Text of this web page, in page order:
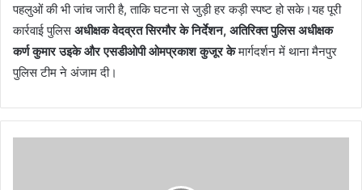
पहलुओं की भी जांच जारी है, ताकि घटना से जुड़ी हर कड़ी स्पष्ट हो सके।यह पूरी
कार्रवाई पुलिसअधीक्षक वेदव्रत सिरमौर के निर्देशन, अतिरिक्त पुलिस अधीक्षक
कर्ण कुमार उइके और एसडीओपी ओमप्रकाश कुजूर केमार्गदर्शन में थाना मैनपुर
पुलिस टीम ने अंजाम दी।